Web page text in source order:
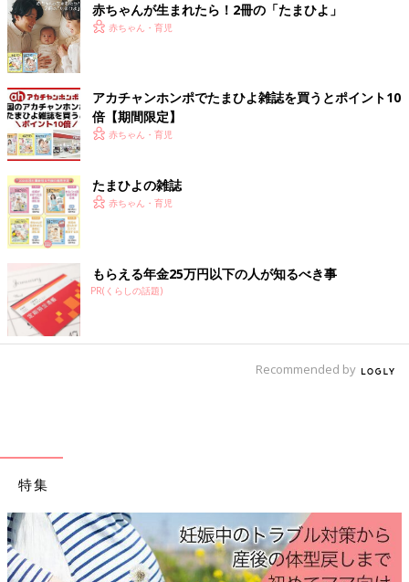
赤ちゃんが生まれたら！2冊の「たまひよ」
赤ちゃん・育児
アカチャンホンポでたまひよ雑誌を買うとポイント10
倍【期間限定】
赤ちゃん・育児
たまひよの雑誌
赤ちゃん・育児
もらえる年金25万円以下の人が知るべき事
PR(くらしの話題)
Recommended by
特集